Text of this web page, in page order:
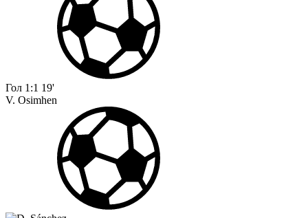
Гол 1:1 19'
V. Osimhen